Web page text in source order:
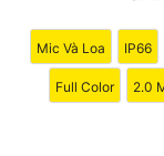
Mic Và Loa IP66
Full Color 2.0